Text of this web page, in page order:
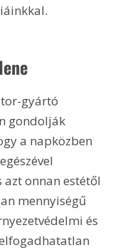
gyártó
gondolják
a napközben
onnan estétől
mennyiségű
és